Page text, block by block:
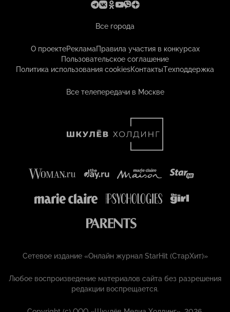
Все города
О проектеРекламаПравила участия в конкурсах
Пользовательское соглашение
Политика использования cookiesКонтактыТехподдержка
Все телепередачи в Москве
Сетевое издание «Онлайн журнал StarHit (СтарХит)»
Любое воспроизведение материалов сайта без разрешения
редакции воспрещается.